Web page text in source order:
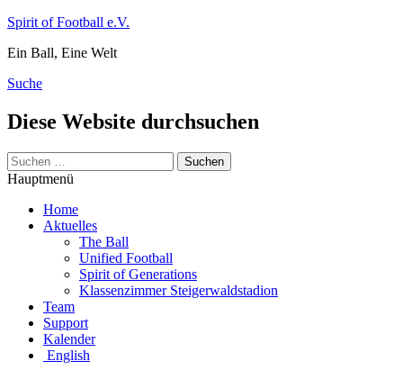
Zum
springen
Spirit of Football e.V.
Ein Ball, Eine Welt
Suche
Diese Website durchsuchen
Suchen
nach:
Hauptmenü
Home
Aktuelles
The Ball
Unified Football
Spirit of Generations
Klassenzimmer Steigerwaldstadion
Team
Support
Kalender
English